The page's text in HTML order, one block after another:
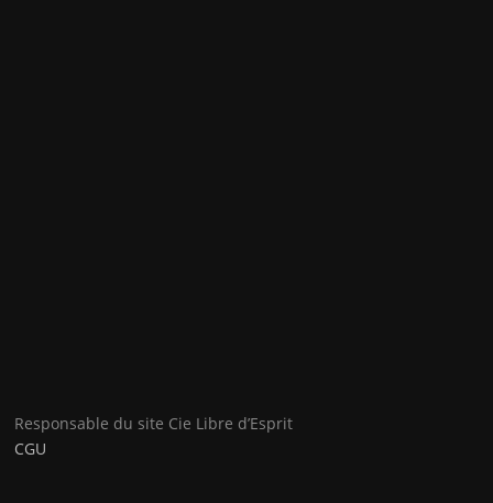
Responsable du site Cie Libre d’Esprit
CGU